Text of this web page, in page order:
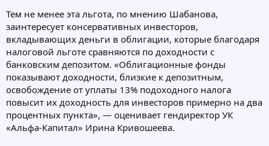
Тем не менее эта льгота, по мнению Шабанова,
заинтересует консервативных инвесторов,
вкладывающих деньги в облигации, которые благодаря
налоговой льготе сравняются по доходности с
банковским депозитом. «Облигационные фонды
показывают доходности, близкие к депозитным,
освобождение от уплаты 13% подоходного налога
повысит их доходность для инвесторов примерно на два
процентных пункта», — оценивает гендиректор УК
«Альфа-Капитал» Ирина Кривошеева.